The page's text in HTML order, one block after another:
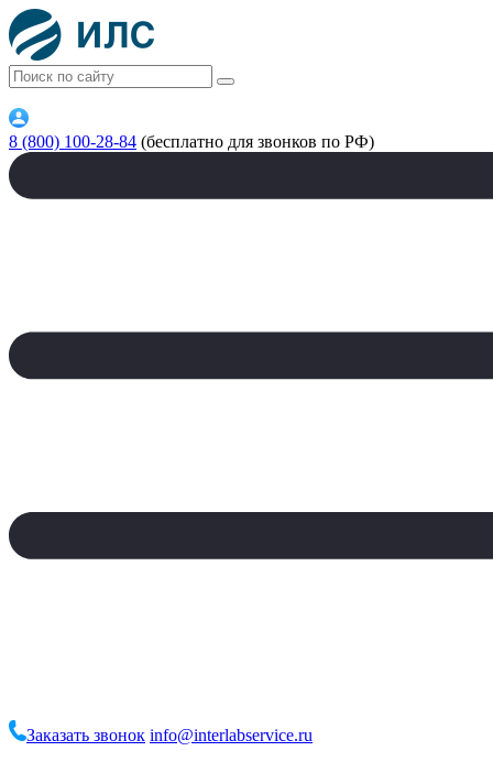
8 (800) 100-28-84 (бесплатно для звонков по РФ)
Заказать звонок info@interlabservice.ru